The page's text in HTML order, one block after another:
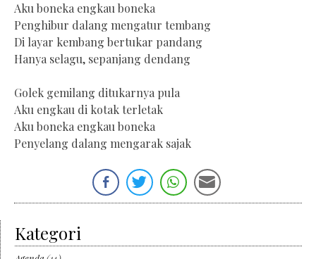
Aku boneka engkau boneka
Penghibur dalang mengatur tembang
Di layar kembang bertukar pandang
Hanya selagu, sepanjang dendang
Golek gemilang ditukarnya pula
Aku engkau di kotak terletak
Aku boneka engkau boneka
Penyelang dalang mengarak sajak
Kategori